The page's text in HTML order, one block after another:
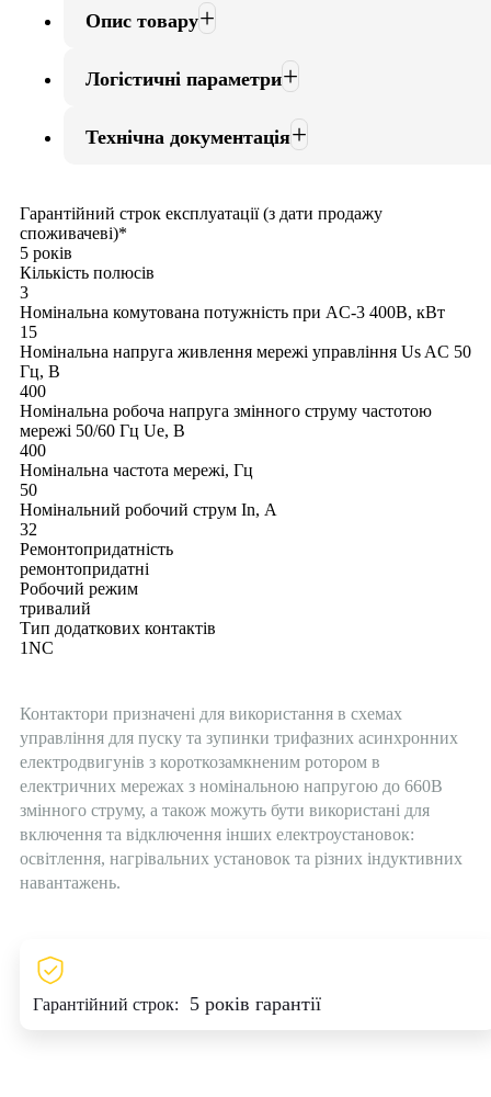
Опис товару
Логістичні параметри
Технічна документація
Гарантійний строк експлуатації (з дати продажу
споживачеві)*
5 років
Кількість полюсів
3
Номінальна комутована потужність при AC-3 400В, кВт
15
Номінальна напруга живлення мережі управління Us AC 50
Гц, В
400
Номінальна робоча напруга змінного струму частотою
мережі 50/60 Гц Ue, В
400
Номінальна частота мережі, Гц
50
Номінальний робочий струм In, А
32
Ремонтопридатність
ремонтопридатні
Робочий режим
тривалий
Тип додаткових контактів
1NC
Контактори призначені для використання в схемах
управління для пуску та зупинки трифазних асинхронних
електродвигунів з короткозамкненим ротором в
електричних мережах з номінальною напругою до 660В
змінного струму, а також можуть бути використані для
включення та відключення інших електроустановок:
освітлення, нагрівальних установок та різних індуктивних
навантажень.
Гарантійний строк: 5 років гарантії